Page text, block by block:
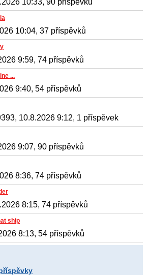
10:04, 37 příspěvků
9:59, 74 příspěvků
...
9:40, 54 příspěvků
10.8.2026 9:12, 1 příspěvek
9:07, 90 příspěvků
8:36, 74 příspěvků
8:15, 74 příspěvků
ship
8:13, 54 příspěvků